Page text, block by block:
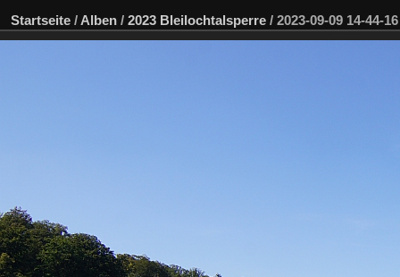
Startseite / Alben / 2023 Bleilochtalsperre / 2023-09-09 14-44-